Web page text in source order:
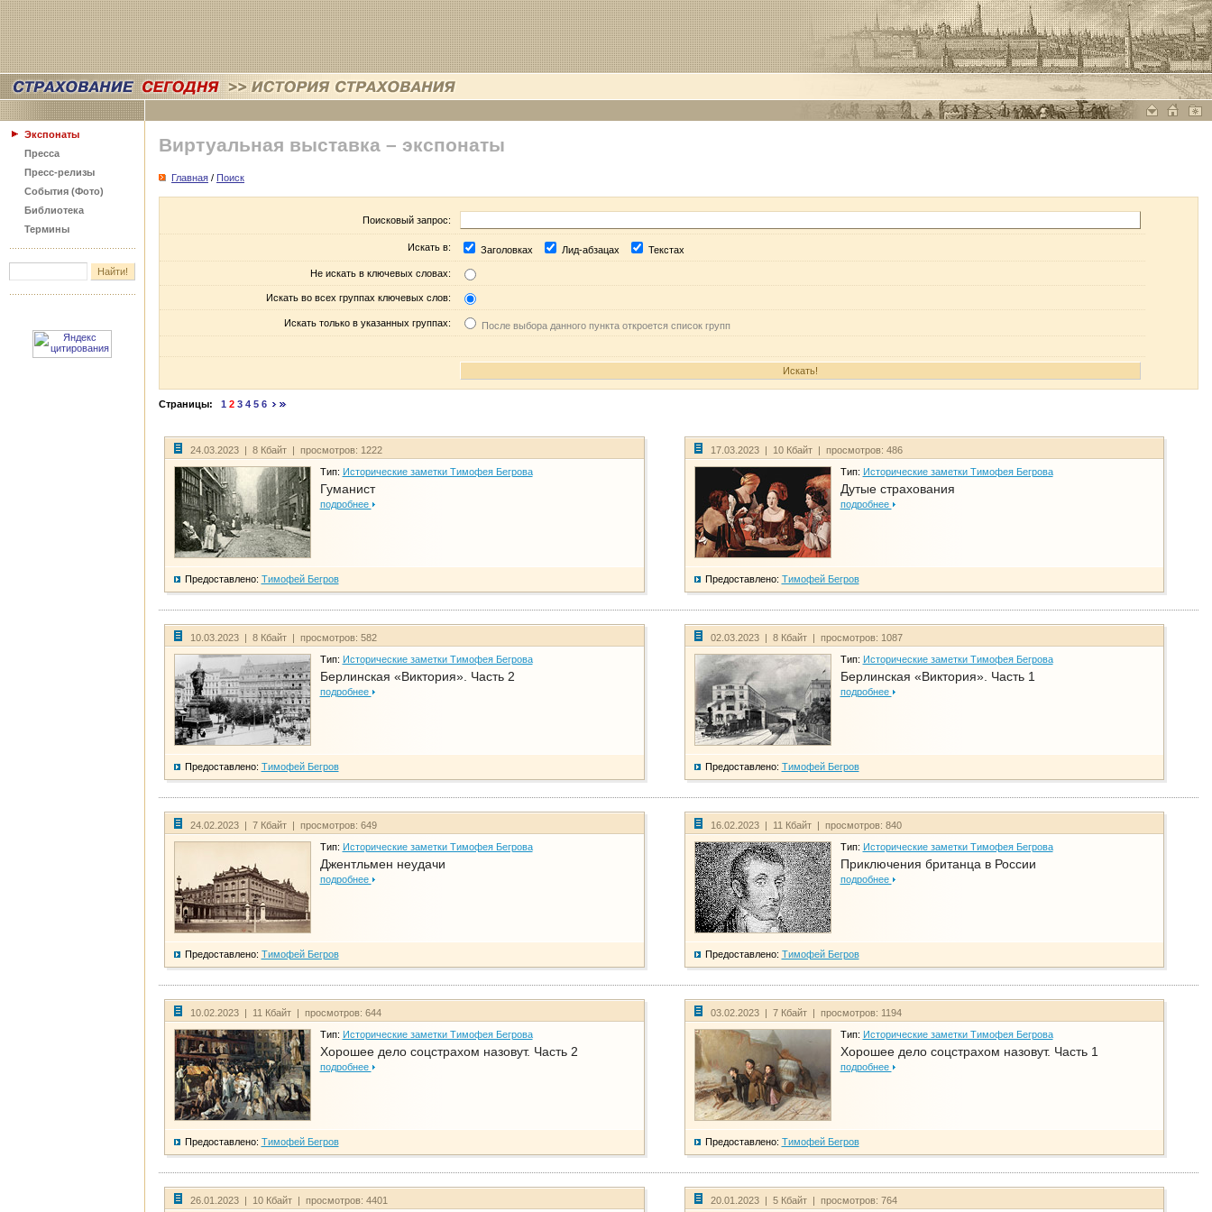
Экспонаты
Пресса
Пресс-релизы
События (Фото)
Библиотека
Термины
Виртуальная выставка – экспонаты
Главная / Поиск
Поисковый запрос:
Искать в: Заголовках Лид-абзацах Текстах
Не искать в ключевых словах:
Искать во всех группах ключевых слов:
Искать только в указанных группах: После выбора данного пункта откроется список групп
Страницы: 1 2 3 4 5 6
24.03.2023 | 8 Кбайт | просмотров: 1222
Тип: Исторические заметки Тимофея Бегрова
Гуманист
подробнее
Предоставлено: Тимофей Бегров
17.03.2023 | 10 Кбайт | просмотров: 486
Тип: Исторические заметки Тимофея Бегрова
Дутые страхования
подробнее
Предоставлено: Тимофей Бегров
10.03.2023 | 8 Кбайт | просмотров: 582
Тип: Исторические заметки Тимофея Бегрова
Берлинская «Виктория». Часть 2
подробнее
Предоставлено: Тимофей Бегров
02.03.2023 | 8 Кбайт | просмотров: 1087
Тип: Исторические заметки Тимофея Бегрова
Берлинская «Виктория». Часть 1
подробнее
Предоставлено: Тимофей Бегров
24.02.2023 | 7 Кбайт | просмотров: 649
Тип: Исторические заметки Тимофея Бегрова
Джентльмен неудачи
подробнее
Предоставлено: Тимофей Бегров
16.02.2023 | 11 Кбайт | просмотров: 840
Тип: Исторические заметки Тимофея Бегрова
Приключения британца в России
подробнее
Предоставлено: Тимофей Бегров
10.02.2023 | 11 Кбайт | просмотров: 644
Тип: Исторические заметки Тимофея Бегрова
Хорошее дело соцстрахом назовут. Часть 2
подробнее
Предоставлено: Тимофей Бегров
03.02.2023 | 7 Кбайт | просмотров: 1194
Тип: Исторические заметки Тимофея Бегрова
Хорошее дело соцстрахом назовут. Часть 1
подробнее
Предоставлено: Тимофей Бегров
26.01.2023 | 10 Кбайт | просмотров: 4401 20.01.2023 | 5 Кбайт | просмотров: 764